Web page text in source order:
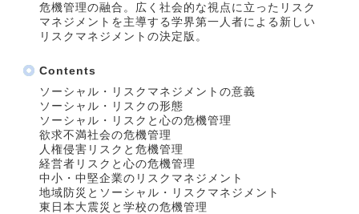
危機管理の融合。広く社会的な視点に立ったリスク
マネジメントを主導する学界第一人者による新しい
リスクマネジメントの決定版。
Contents
ソーシャル・リスクマネジメントの意義
ソーシャル・リスクの形態
ソーシャル・リスクと心の危機管理
欲求不満社会の危機管理
人権侵害リスクと危機管理
経営者リスクと心の危機管理
中小・中堅企業のリスクマネジメント
地域防災とソーシャル・リスクマネジメント
東日本大震災と学校の危機管理